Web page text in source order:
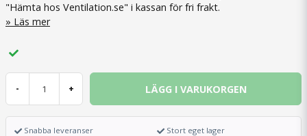
"Hämta hos Ventilation.se" i kassan för fri frakt.
Läs mer
- + LÄGG I VARUKORGEN
Snabba leveranser
Stort eget lager